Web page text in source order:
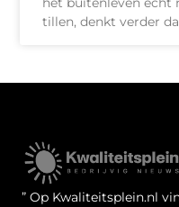
tillen, denkt verder
” Op Kwaliteitsplein.nl